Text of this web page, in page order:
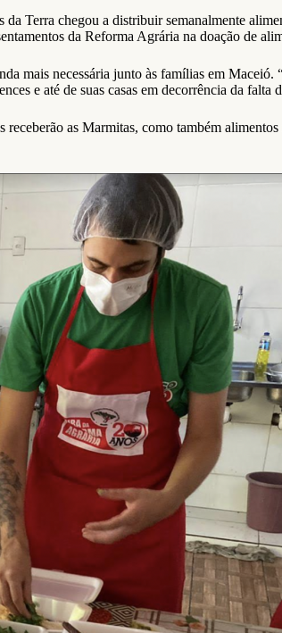
Terra chegou a distribuir semanalmente
da Reforma Agrária na doação de
mais necessária junto às famílias em
e até de suas casas em decorrência da falta
as Marmitas, como também